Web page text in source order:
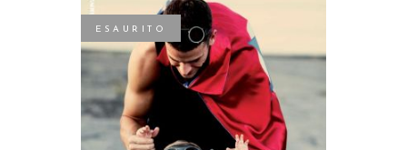
ESAURITO